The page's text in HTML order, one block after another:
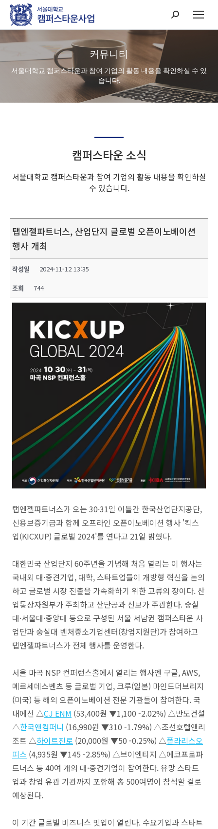
Search:
커뮤니티
서울대학교 캠퍼스타운과 참여 기업의 활동 내용을 확인하실 수 있
습니다.
캠퍼스타운 소식
서울대학교 캠퍼스타운과 참여 기업의 활동 내용을 확인하실
수 있습니다.
탭엔젤파트너스, 산업단지 글로벌 오픈이노베이션
행사 개최
작성일 2024-11-12 13:35
조회 744
탭엔젤파트너스가 오는 30·31일 이틀간 한국산업단지공단,
신용보증기금과 함께 오프라인 오픈이노베이션 행사 '킥스
업(KICXUP) 글로벌 2024'를 연다고 21일 밝혔다.
대한민국 산업단지 60주년을 기념해 처음 열리는 이 행사는
국내외 대·중견기업, 대학, 스타트업들이 개방형 혁신을 논의
하고 글로벌 시장 진출을 가속화하기 위한 교류의 장이다. 산
업통상자원부가 주최하고 산단공과 신보가 주관한다. 숭실
대·서울대·중앙대 등으로 구성된 서울 서남권 캠퍼스타운 사
업단과 숭실대 벤처중소기업센터(창업지원단)가 참여하고
탭엔젤파트너스가 전체 행사를 운영한다.
서울 마곡 NSP 컨퍼런스홀에서 열리는 행사엔 구글, AWS,
메르세데스벤츠 등 글로벌 기업, 크루(일본) 마인드더브리지
(미국) 등 해외 오픈이노베이션 전문 기관들이 참여한다. 국
내에선 △CJ ENM (53,400원 ▼1,100 -2.02%) △반도건설
△한국앤컴퍼니 (16,990원 ▼310 -1.79%) △조선호텔앤리
조트 △하이트진로 (20,000원 ▼50 -0.25%) △폴라리스오
피스 (4,935원 ▼145 -2.85%) △브이엔티지 △에코프로파
트너스 등 40여 개의 대·중견기업이 참여한다. 유망 스타트
업과 창업 유관 기관까지 포함해 총 500여명이 참석할 걸로
예상된다.
이 기간 글로벌 비즈니스 밋업이 열린다. 수요기업과 스타트